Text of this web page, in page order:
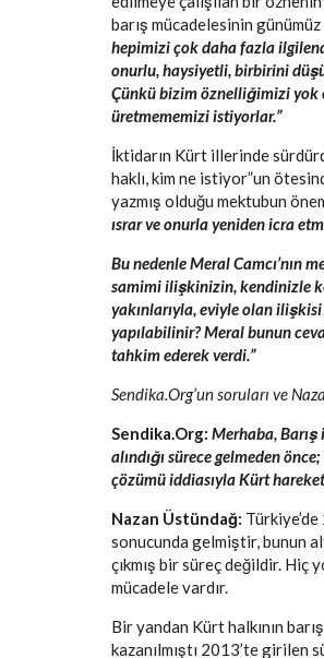
barış mücadelesinin günümüz
hepimizi çok daha fazla
onurlu, haysiyetli, birbirini
Çünkü bizim öznelliğimizi yok
üretmememizi istiyorlar.”
İktidarın Kürt illerinde
haklı, kim ne istiyor”un
yazmış olduğu mektubun
ısrar ve onurla yeniden icra
Bu nedenle Meral Camcı’nın
samimi ilişkinizin, kendinizle
yakınlarıyla, eviyle olan
yapılabilinir? Meral bunun
tahkim ederek verdi.”
Sendika.Org’un soruları ve
Sendika.Org: Merhaba,
alındığı sürece gelmeden
çözümü iddiasıyla Kürt
Nazan Üstündağ:
sonucunda gelmiştir, bunun
çıkmış bir süreç değildir. Hiç
mücadele vardır.
Bir yandan Kürt halkının
kazanılmıştı 2013’te girilen